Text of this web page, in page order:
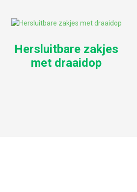
Hersluitbare zakjes
met draaidop